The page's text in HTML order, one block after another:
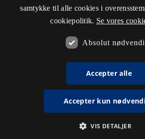
samtykke til alle cookies i
cookiepolitik. Se vores
Absolut
Accepter alle
Accepter kun
VIS DETALJER